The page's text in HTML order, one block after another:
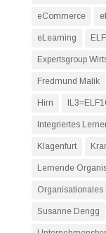
eCommerce
eLearning
Expertsgroup
Fredmund Malik
Hirn
Integriertes
Klagenfurt
Lernende
Organisationales
Susanne Dengg